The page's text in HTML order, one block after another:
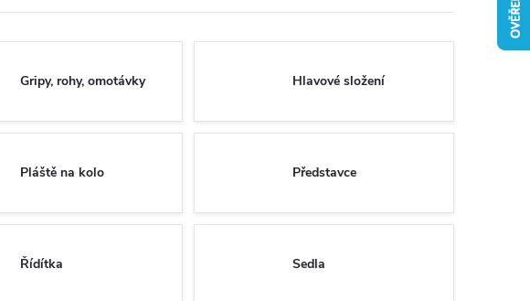
Gripy, rohy, omotávky Hlavové složení
Pláště na kolo Představce
Řídítka Sedla